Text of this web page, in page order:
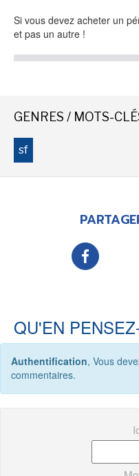
CONTACT
FORUM
EMAGINAIRE
MES PREMIÈRES
Si vous devez acheter un
et pas un autre !
GENRES / MOTS-
sf
QU'EN
Authentification, Vous
commentaires.